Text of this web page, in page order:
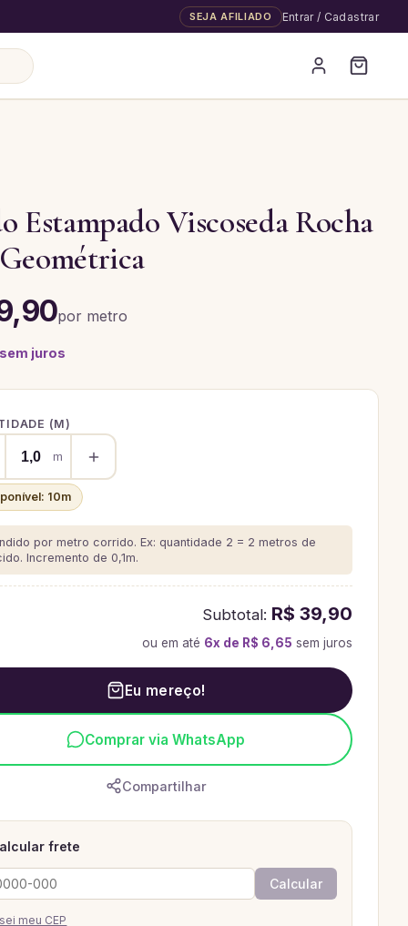
SEJA AFILIADO Entrar / Cadastrar
Estampado Viscoseda Rocha
por metro
juros
(M)
m
10m
por metro corrido. Ex: quantidade 2 = 2 metros de
Incremento de 0,1m.
Subtotal: R$ 39,90
ou em até 6x de R$ 6,65 sem juros
Eu mereço!
Comprar via WhatsApp
Compartilhar
frete
Calcular
meu CEP